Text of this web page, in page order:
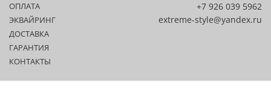
ОПЛАТА
ЭКВАЙРИНГ
ДОСТАВКА
ГАРАНТИЯ
КОНТАКТЫ
+7 926 039 5962
extreme-style@yandex.ru